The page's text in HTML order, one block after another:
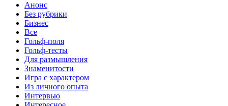
Анонс
Без рубрики
Бизнес
Все
Гольф-поля
Гольф-тесты
Для размышления
Знаменитости
Игра с характером
Из личного опыта
Интервью